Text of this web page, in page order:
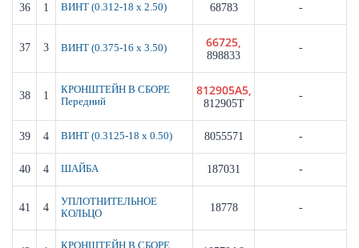
36 1 ВИНТ (0.312-18 x 2.50) 68783 -
37 3 ВИНТ (0.375-16 x 3.50) 66725,
898833
-
38 1
КРОНШТЕЙН В СБОРЕ
Передний
812905A5,
812905T
-
39 4 ВИНТ (0.3125-18 x 0.50) 8055571 -
40 4 ШАЙБА 187031 -
41 4
УПЛОТНИТЕЛЬНОЕ
КОЛЬЦО
18778 -
КРОНШТЕЙН В СБОРЕ